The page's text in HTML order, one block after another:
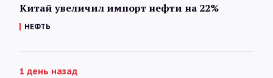
Китай увеличил импорт нефти на 22%
НЕФТЬ
1 день назад